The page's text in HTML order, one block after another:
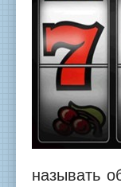
называть